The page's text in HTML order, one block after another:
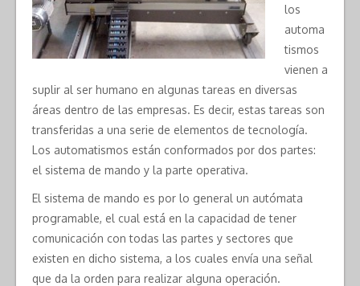
los
automa
tismos
vienen a
suplir al ser humano en algunas tareas en diversas
áreas dentro de las empresas. Es decir, estas tareas son
transferidas a una serie de elementos de tecnología.
Los automatismos están conformados por dos partes:
el sistema de mando y la parte operativa.
El sistema de mando es por lo general un autómata
programable, el cual está en la capacidad de tener
comunicación con todas las partes y sectores que
existen en dicho sistema, a los cuales envía una señal
que da la orden para realizar alguna operación.